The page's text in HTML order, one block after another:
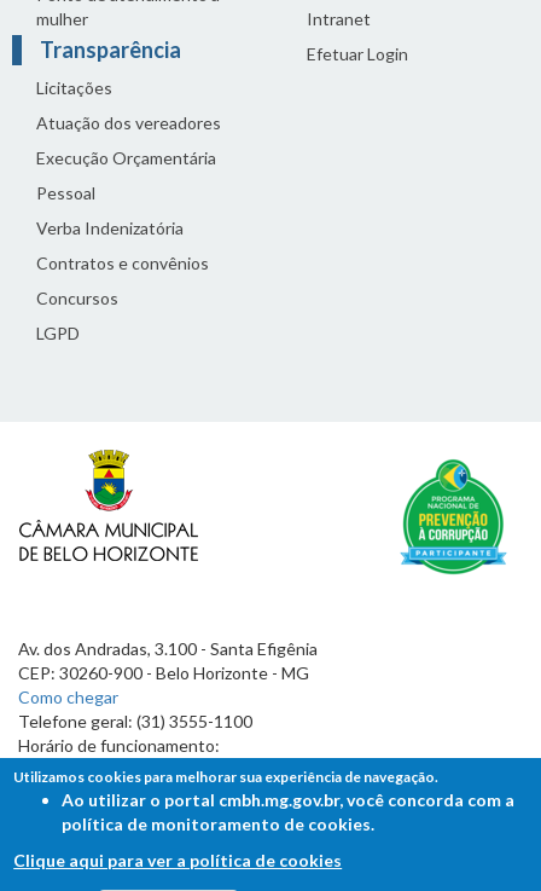
mulher
Transparência
Licitações
Atuação dos vereadores
Execução Orçamentária
Pessoal
Verba Indenizatória
Contratos e convênios
Concursos
LGPD
Intranet
Efetuar Login
Av. dos Andradas, 3.100 - Santa Efigênia
CEP: 30260-900 - Belo Horizonte - MG
Como chegar
Telefone geral: (31) 3555-1100
Horário de funcionamento:
7h às 19h
Utilizamos cookies para melhorar sua experiência de navegação.
Ao utilizar o portal cmbh.mg.gov.br, você concorda com a
política de monitoramento de cookies.
Clique aqui para ver a política de cookies